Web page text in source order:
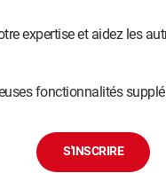
expertise et aidez les
fonctionnalités
S'INSCRIRE